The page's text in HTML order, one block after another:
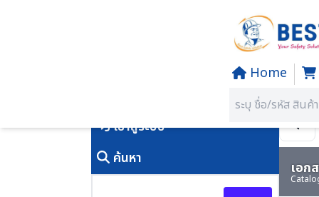
Home
SECTION 29
เข้าสู่ระบบ
ค้นหา
เอก